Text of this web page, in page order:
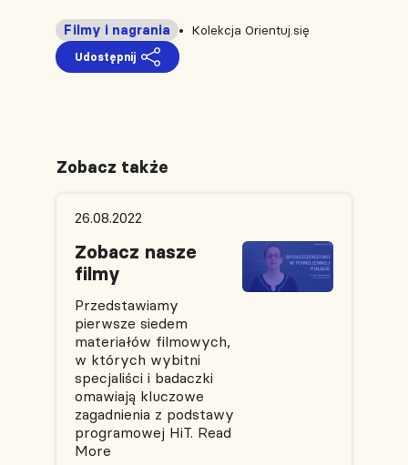
Kolekcja Orientuj.się
Filmy i nagrania
Udostępnij
Zobacz także
26.08.2022
Zobacz nasze
filmy
Przedstawiamy
pierwsze siedem
materiałów filmowych,
w których wybitni
specjaliści i badaczki
omawiają kluczowe
zagadnienia z podstawy
programowej HiT. Read
More